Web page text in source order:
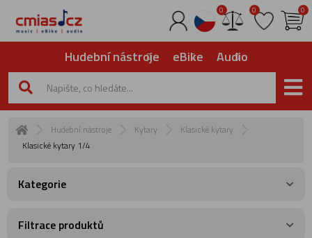
0 0 0
Hudební nástroje eBike Audio
Hudební nástroje Kytary
Klasické kytary
Klasické kytary 1/4
Kategorie
Filtrace produktů